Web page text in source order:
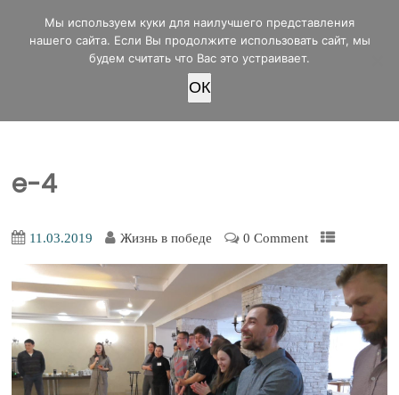
office@lifeinvictory.ru
+7 950 189 4420
Россия, г.Оренбург, ул.Мира 32/2
e-4
11.03.2019 Жизнь в победе 0 Comment
Мы используем куки для наилучшего представления
нашего сайта. Если Вы продолжите использовать сайт, мы
будем считать что Вас это устраивает.
OК